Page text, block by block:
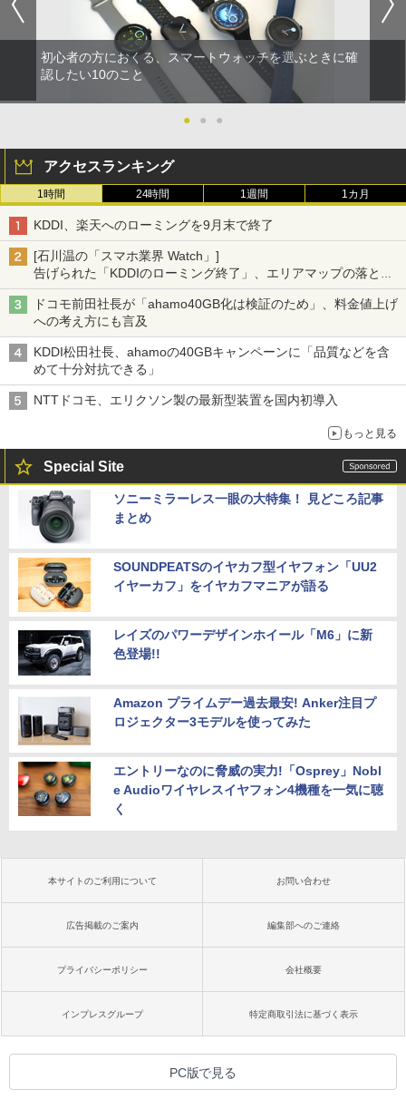
初心者の方におくる、スマートウォッチを選ぶときに確
認したい10のこと
● ● ●
アクセスランキング
1時間 24時間 1週間 1カ月
KDDI、楽天へのローミングを9月末で終了
[石川温の「スマホ業界 Watch」]
告げられた「KDDIのローミング終了」、エリアマップの落とし
穴と楽天モバイルの課題
ドコモ前田社長が「ahamo40GB化は検証のため」、料金値上げ
への考え方にも言及
KDDI松田社長、ahamoの40GBキャンペーンに「品質などを含
めて十分対抗できる」
NTTドコモ、エリクソン製の最新型装置を国内初導入
もっと見る
Special Site
ソニーミラーレス一眼の大特集！ 見どころ記事
まとめ
SOUNDPEATSのイヤカフ型イヤフォン「UU2
イヤーカフ」をイヤカフマニアが語る
レイズのパワーデザインホイール「M6」に新
色登場!!
Amazon プライムデー過去最安! Anker注目プ
ロジェクター3モデルを使ってみた
エントリーなのに脅威の実力!「Osprey」Nobl
e Audioワイヤレスイヤフォン4機種を一気に聴
く
本サイトのご利用について お問い合わせ
広告掲載のご案内 編集部へのご連絡
プライバシーポリシー 会社概要
インプレスグループ 特定商取引法に基づく表示
PC版で見る